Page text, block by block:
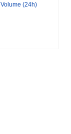
Volume (24h)